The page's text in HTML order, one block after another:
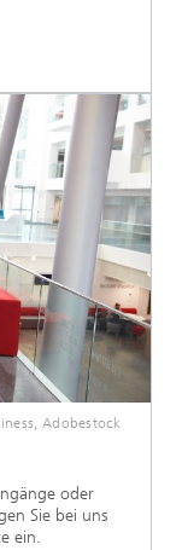
Adobestock
oder
Sie bei uns
ein.